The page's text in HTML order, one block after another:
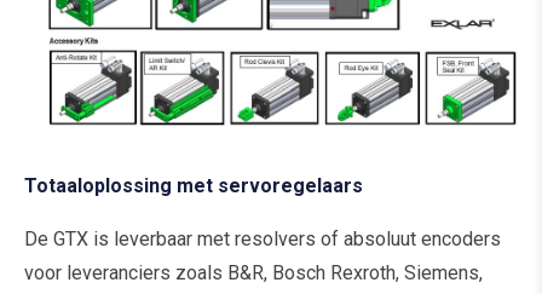
Totaaloplossing met servoregelaars
De GTX is leverbaar met resolvers of absoluut encoders
voor leveranciers zoals B&R, Bosch Rexroth, Siemens,